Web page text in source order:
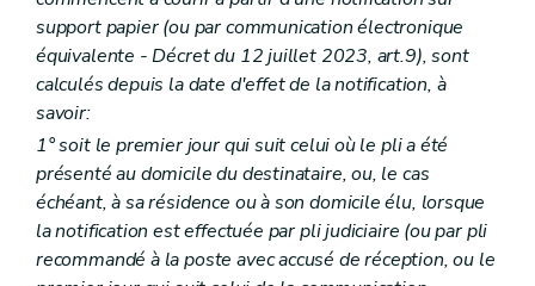
Art. 57
Section4
Dispositions relatives à l'irrécouvrabilité de certaines créances
Art.
57bis
Art.57ter
Art.57quinquies
Art.
57
sexies
Chapitre VIII Droit et privilège du trésor en matière de recouvrement
Art. 58
Art. 59
Art. 60
Art.60bis
support papier(ou par communication électronique
équivalente - Décret du 12 juillet 2023, art.9), sont
calculés depuis la date d'effet de la notification, à
savoir:
1° soit le premier jour qui suit celui où le pli a été
présenté au domicile du destinataire, ou, le cas
échéant, à sa résidence ou à son domicile élu, lorsque
la notification est effectuée par pli judiciaire (ou par pli
recommandé à la poste avec accusé de réception, ou le